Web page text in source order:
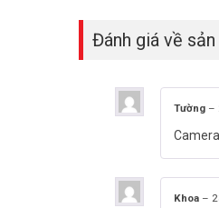
Đánh giá về
Tường –
Khoa –